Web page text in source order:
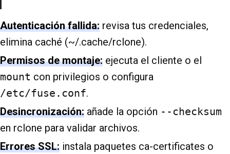
Autenticación fallida: revisa tus credenciales,
elimina caché (~/.cache/rclone).
Permisos de montaje: ejecuta el cliente o el
mount con privilegios o configura
/etc/fuse.conf.
Desincronización: añade la opción --checksum
en rclone para validar archivos.
Errores SSL: instala paquetes ca-certificates o